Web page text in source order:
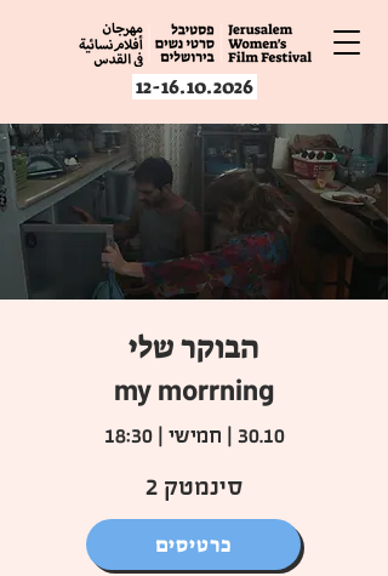
12-16.10.2026
הבוקר שלי
my morrning
30.10 | חמישי | 18:30
סינמטק 2
כרטיסים